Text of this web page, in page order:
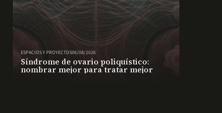
ESPACIOS Y PROYECTOS06/08/2026
Síndrome de ovario poliquístico:
nombrar mejor para tratar mejor